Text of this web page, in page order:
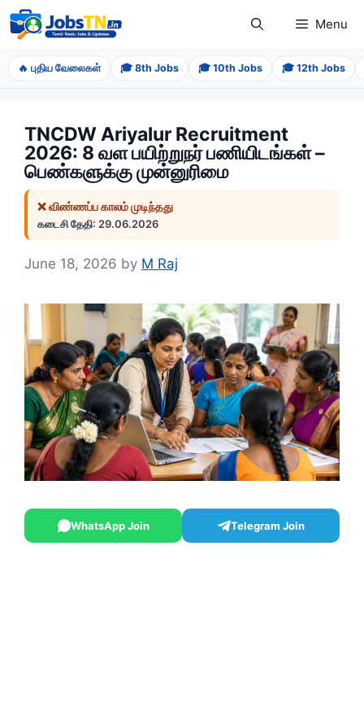
Skip
to
content
Menu
🔥 புதிய வேலைகள் 🎓 8th Jobs 🎓 10th Jobs 🎓 12th Jobs
TNCDW Ariyalur Recruitment
2026: 8 வள பயிற்றுநர் பணியிடங்கள் –
பெண்களுக்கு முன்னுரிமை
❌ விண்ணப்ப காலம் முடிந்தது
கடைசி தேதி: 29.06.2026
June 18, 2026 by M Raj
WhatsApp Join Telegram Join